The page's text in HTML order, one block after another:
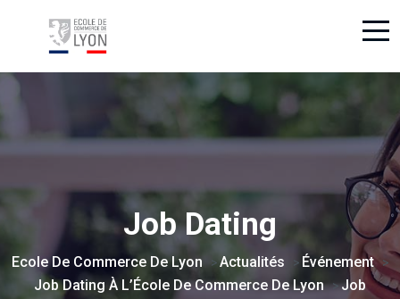
Job Dating
Ecole De Commerce De Lyon >Actualités > Événement >
Job Dating À L’École De Commerce De Lyon >Job